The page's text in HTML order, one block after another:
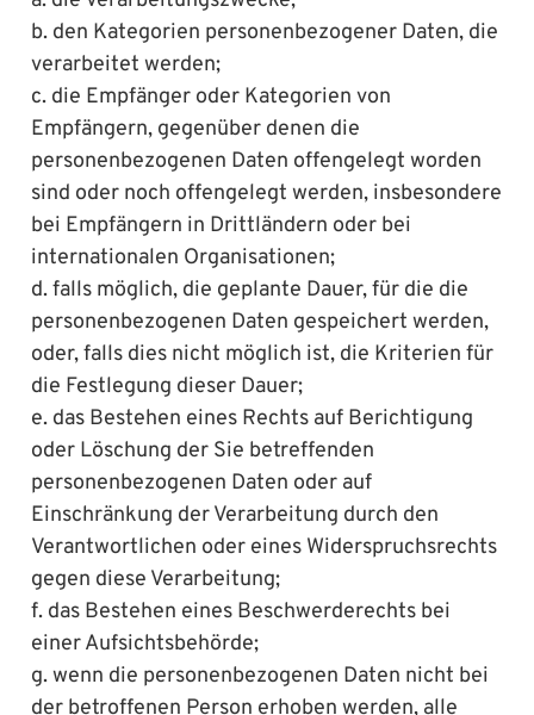
b. den Kategorien personenbezogener Daten, die
verarbeitet werden;
c. die Empfänger oder Kategorien von
Empfängern, gegenüber denen die
personenbezogenen Daten offengelegt worden
sind oder noch offengelegt werden, insbesondere
bei Empfängern in Drittländern oder bei
internationalen Organisationen;
d. falls möglich, die geplante Dauer, für die die
personenbezogenen Daten gespeichert werden,
oder, falls dies nicht möglich ist, die Kriterien für
die Festlegung dieser Dauer;
e. das Bestehen eines Rechts auf Berichtigung
oder Löschung der Sie betreffenden
personenbezogenen Daten oder auf
Einschränkung der Verarbeitung durch den
Verantwortlichen oder eines Widerspruchsrechts
gegen diese Verarbeitung;
f. das Bestehen eines Beschwerderechts bei
einer Aufsichtsbehörde;
g. wenn die personenbezogenen Daten nicht bei
der betroffenen Person erhoben werden, alle